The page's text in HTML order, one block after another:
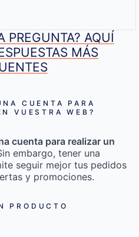
PREGUNTA? AQUÍ
MÁS
CUENTA PARA
VUESTRA WEB?
cuenta para realizar un
embargo, tener una
seguir mejor tus pedidos
y promociones.
PRODUCTO